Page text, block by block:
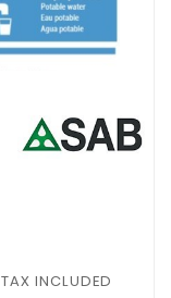
TAX INCLUDED